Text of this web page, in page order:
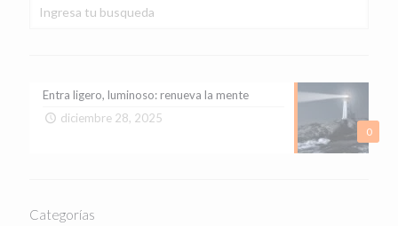
0
Entra ligero, luminoso: renueva la mente
diciembre 28, 2025
Categorías